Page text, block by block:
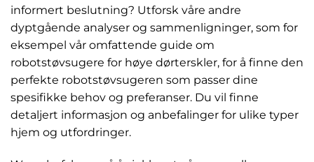
informert beslutning? Utforsk våre andre
dyptgående analyser og sammenligninger, som for
eksempel vår omfattende guide om
robotstøvsugere for høye dørterskler, for å finne den
perfekte robotstøvsugeren som passer dine
spesifikke behov og preferanser. Du vil finne
detaljert informasjon og anbefalinger for ulike typer
hjem og utfordringer.